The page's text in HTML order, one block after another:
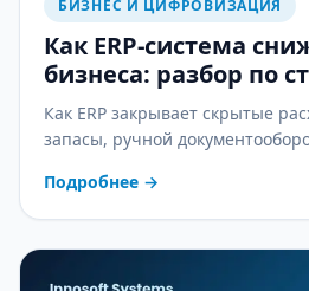
БИЗНЕС И ЦИФРОВИЗАЦИЯ
Как ERP-система
бизнеса: разбор по
Как ERP закрывает скрытые
запасы, ручной
разбор.
Подробнее →